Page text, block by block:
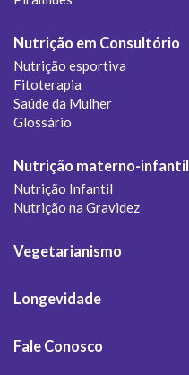
Nutrição em Consultório
Nutrição esportiva
Fitoterapia
Saúde da Mulher
Glossário
Nutrição materno-infantil
Nutrição Infantil
Nutrição na Gravidez
Vegetarianismo
Longevidade
Fale Conosco